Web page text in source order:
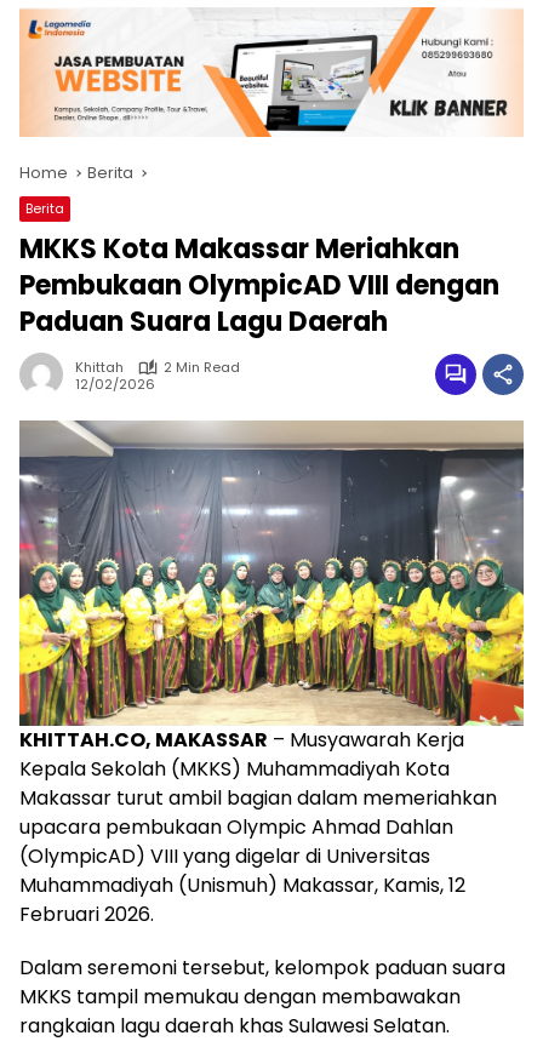
Home Berita
Berita
MKKS Kota Makassar Meriahkan
Pembukaan OlympicAD VIII dengan
Paduan Suara Lagu Daerah
Khittah
2 Min Read
12/02/2026
KHITTAH.CO, MAKASSAR – Musyawarah Kerja
Kepala Sekolah (MKKS) Muhammadiyah Kota
Makassar turut ambil bagian dalam memeriahkan
upacara pembukaan Olympic Ahmad Dahlan
(OlympicAD) VIII yang digelar di Universitas
Muhammadiyah (Unismuh) Makassar, Kamis, 12
Februari 2026.
Dalam seremoni tersebut, kelompok paduan suara
MKKS tampil memukau dengan membawakan
rangkaian lagu daerah khas Sulawesi Selatan.